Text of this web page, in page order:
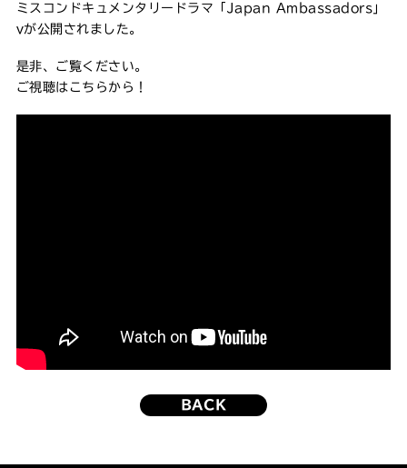
ミスコンドキュメンタリードラマ「Japan Ambassadors」
vが公開されました。
是非、ご覧ください。
ご視聴はこちらから！
BACK